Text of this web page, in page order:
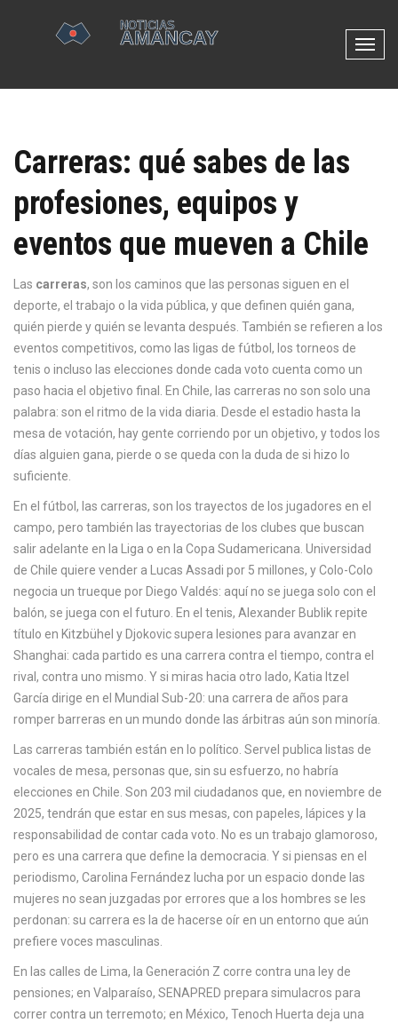
N
v
n
a
n
a
Carreras: qué sabes de las
profesiones, equipos y
eventos que mueven a Chile
Las carreras, son los caminos que las personas siguen en el
deporte, el trabajo o la vida pública, y que definen quién gana,
quién pierde y quién se levanta después . También se refieren a los
eventos competitivos, como las ligas de fútbol, los torneos de
tenis o incluso las elecciones donde cada voto cuenta como un
paso hacia el objetivo final
. En Chile, las carreras no son solo una
palabra: son el ritmo de la vida diaria. Desde el estadio hasta la
mesa de votación, hay gente corriendo por un objetivo, y todos los
días alguien gana, pierde o se queda con la duda de si hizo lo
suficiente.
En el fútbol, las carreras, son los trayectos de los jugadores en el
campo, pero también las trayectorias de los clubes que buscan
salir adelante en la Liga o en la Copa Sudamericana . Universidad
de Chile quiere vender a Lucas Assadi por 5 millones, y Colo-Colo
negocia un trueque por Diego Valdés: aquí no se juega solo con el
balón, se juega con el futuro. En el tenis, Alexander Bublik repite
título en Kitzbühel y Djokovic supera lesiones para avanzar en
Shanghai: cada partido es una carrera contra el tiempo, contra el
rival, contra uno mismo. Y si miras hacia otro lado, Katia Itzel
García dirige en el Mundial Sub-20: una carrera de años para
romper barreras en un mundo donde las árbitras aún son minoría.
Las carreras también están en lo político. Servel publica listas de
vocales de mesa, personas que, sin su esfuerzo, no habría
elecciones en Chile . Son 203 mil ciudadanos que, en noviembre de
2025, tendrán que estar en sus mesas, con papeles, lápices y la
responsabilidad de contar cada voto. No es un trabajo glamoroso,
pero es una carrera que define la democracia. Y si piensas en el
periodismo, Carolina Fernández lucha por un espacio donde las
mujeres no sean juzgadas por errores que a los hombres se les
perdonan: su carrera es la de hacerse oír en un entorno que aún
prefiere voces masculinas.
En las calles de Lima, la Generación Z corre contra una ley de
pensiones; en Valparaíso, SENAPRED prepara simulacros para
correr contra un terremoto; en México, Tenoch Huerta deja una